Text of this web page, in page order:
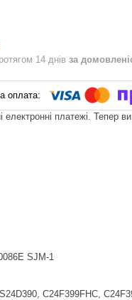
14 днів за
електронні платежі. Тепер
SJM-1
C24F399FHC,